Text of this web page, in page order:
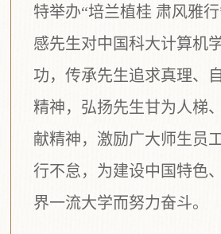
特举办“培兰植桂 肃风雅
感先生对中国科大计算机
功，传承先生追求真理、
精神，弘扬先生甘为人梯
献精神，激励广大师生员
行不怠，为建设中国特色
界一流大学而努力奋斗。